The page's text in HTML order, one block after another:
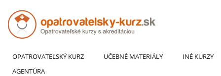
OPATROVATEĽSKÝ KURZ UČEBNÉ MATERIÁLY
INÉ KURZY
AGENTÚRA